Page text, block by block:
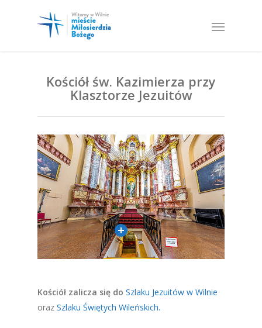
Kościół św. Kazimierza przy
Klasztorze Jezuitów
Kościół zalicza się do Szlaku Jezuitów w Wilnie
oraz Szlaku Świętych Wileńskich.